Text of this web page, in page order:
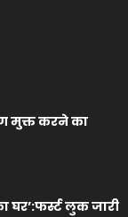
मुक्त करने का
घर’:फर्स्ट लुक जारी